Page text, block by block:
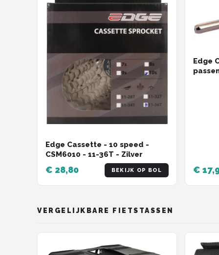
Edge Cassette - 10 speed -
CSM6010 - 11-36T - Zilver
€ 28,80 BEKIJK OP BOL
Edge
€
VERGELIJKBARE FIETSTASSEN